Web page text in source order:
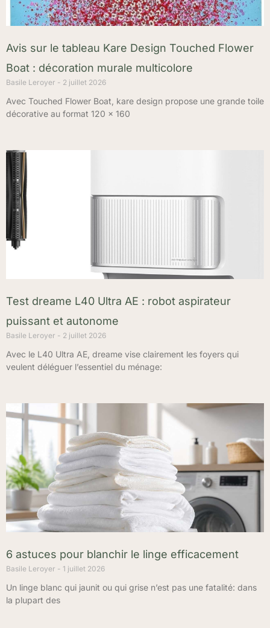
Avis sur le tableau Kare Design Touched Flower
Boat : décoration murale multicolore
Basile Leroyer 2 juillet 2026
Avec Touched Flower Boat, kare design propose une grande toile
décorative au format 120 x 160
Test dreame L40 Ultra AE : robot aspirateur
puissant et autonome
Basile Leroyer 2 juillet 2026
Avec le L40 Ultra AE, dreame vise clairement les foyers qui
veulent déléguer l’essentiel du ménage:
6 astuces pour blanchir le linge efficacement
Basile Leroyer 1 juillet 2026
Un linge blanc qui jaunit ou qui grise n’est pas une fatalité: dans
la plupart des